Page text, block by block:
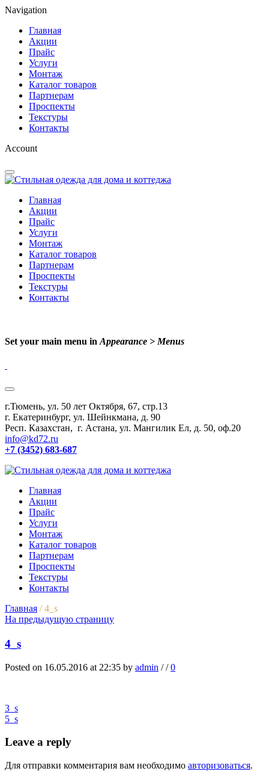
Navigation
Главная
Акции
Прайс
Услуги
Монтаж
Каталог товаров
Партнерам
Проспекты
Текстуры
Контакты
Account
Главная
Акции
Прайс
Услуги
Монтаж
Каталог товаров
Партнерам
Проспекты
Текстуры
Контакты
Set your main menu in Appearance > Menus
г.Тюмень, ул. 50 лет Октября, 67, стр.13
г. Екатеринбург, ул. Шейнкмана, д. 90
Респ. Казахстан, г. Астана, ул. Мангилик Ел, д. 50, оф.20
info@kd72.ru
+7 (3452) 683-687
Главная
Акции
Прайс
Услуги
Монтаж
Каталог товаров
Партнерам
Проспекты
Текстуры
Контакты
Главная / 4_s
На предыдущую страницу
4_s
Posted on 16.05.2016 at 22:35 by admin //0
3_s
5_s
Leave a reply
Для отправки комментария вам необходимо авторизоваться.